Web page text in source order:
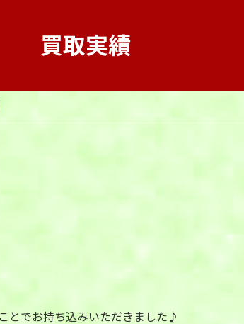
買取実績
とでお持ち込みいただきました♪